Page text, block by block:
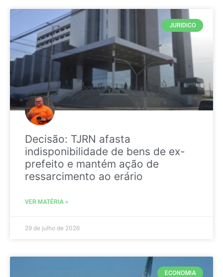
JURIDICO
Decisão: TJRN afasta
indisponibilidade de bens de ex-
prefeito e mantém ação de
ressarcimento ao erário
VER MATÉRIA »
29 de julho de 2026
ECONOMIA